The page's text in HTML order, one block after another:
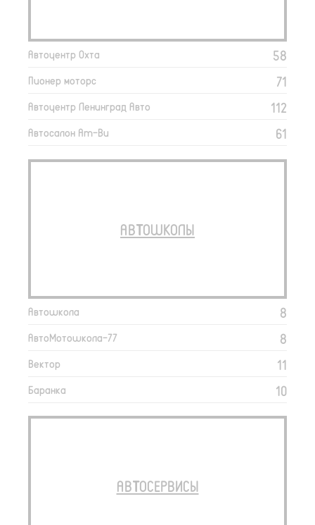
58
Автоцентр Охта
71
Пионер моторс
112
Автоцентр Ленинград Авто
61
Автосалон Am-Bu
АВТОШКОЛЫ
8
Автошкола
8
АвтоМотошкола-77
11
Вектор
10
Баранка
АВТОСЕРВИСЫ